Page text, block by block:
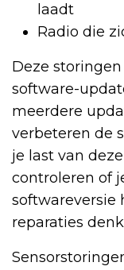
laadt
Radio die
Deze
software-
meerdere
verbeteren de
je last van
controleren of
softwareversie
reparaties